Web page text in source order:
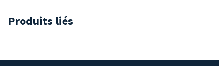
Produits liés